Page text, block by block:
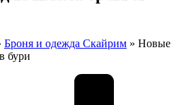
Броня и одежда Скайрим » Новые
бури